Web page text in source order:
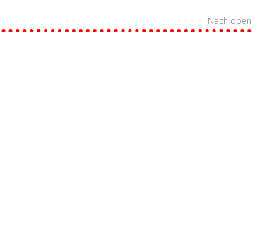
Nach oben